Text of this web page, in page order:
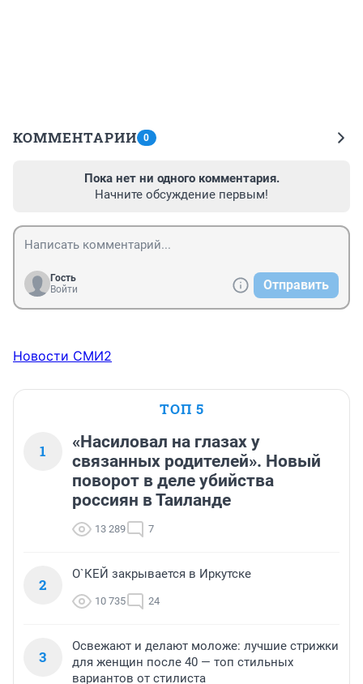
КОММЕНТАРИИ 0
Пока нет ни одного комментария.
Начните обсуждение первым!
Гость
Войти
Отправить
Новости СМИ2
ТОП 5
1
«Насиловал на глазах у
связанных родителей». Новый
поворот в деле убийства
россиян в Таиланде
13 289 7
2
О`КЕЙ закрывается в Иркутске
10 735 24
3
Освежают и делают моложе: лучшие стрижки
для женщин после 40 — топ стильных
вариантов от стилиста